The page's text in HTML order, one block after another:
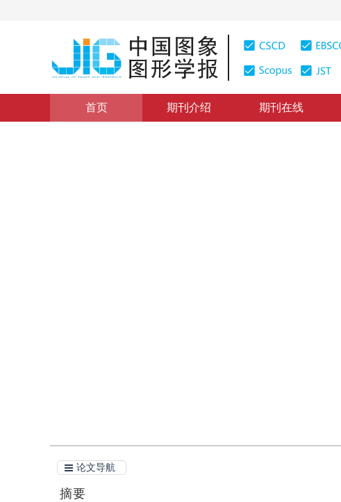
首页 期刊介绍 期刊在线
论文导航
摘要